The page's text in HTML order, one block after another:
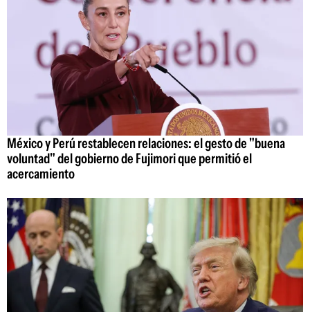
México y Perú restablecen relaciones: el gesto de "buena
voluntad" del gobierno de Fujimori que permitió el
acercamiento